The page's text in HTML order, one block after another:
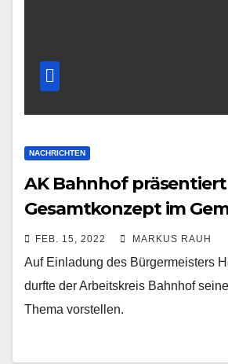
NACHRICHTEN
AK Bahnhof präsentiert
Gesamtkonzept im
FEB. 15, 2022 MARKUS RAUH
Auf Einladung des Bürgermeisters
durfte der Arbeitskreis Bahnhof
Thema vorstellen.